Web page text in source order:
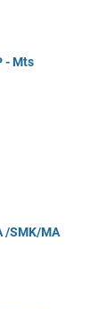
- Mts
/SMK/MA